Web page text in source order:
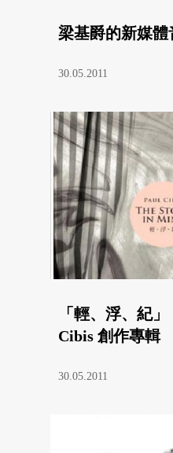
梁基爵的新媒體
30.05.2011
「輕、浮、紀
Cibis 創作專輯
30.05.2011